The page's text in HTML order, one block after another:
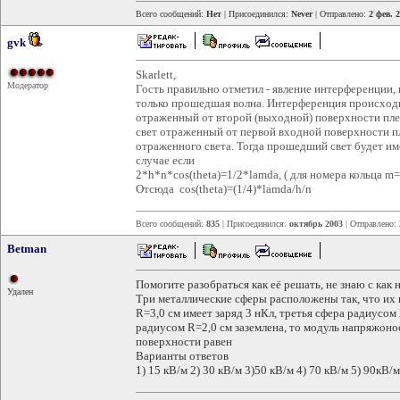
Всего сообщений: Нет | Присоединился: Never| Отправлено: 2 фев.
gvk
Модератор
Skarlett,
Гость правильно отметил - явление
только прошедшая волна. Интерференция
отраженный от второй (выходной) поверхности
свет отраженный от первой входной поверхности
отраженного света. Тогда прошедший свет будет
случае если
2*h*n*cos(theta)=1/2*lamda, ( для номера кольца
Отсюда cos(theta)=(1/4)*lamda/h/n
Всего сообщений: 835 | Присоединился: октябрь 2003 | Отправлено:
Betman
Удален
Помогите разобраться как её решать, не знаю с как
Три металлические сферы расположены так, что
R=3,0 см имеет заряд 3 нКл, третья сфера
радиусом R=2,0 см заземлена, то модуль
поверхности равен
Варианты ответов
1) 15 кВ/м 2) 30 кВ/м 3)50 кВ/м 4) 70 кВ/м 5) 90кВ/м